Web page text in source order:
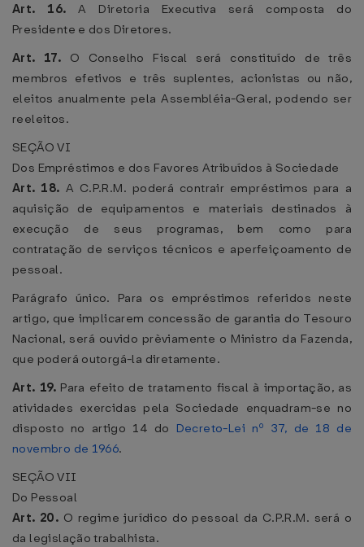
Art. 16.A Diretoria Executiva será composta do
Presidente e dos Diretores.
Art. 17. O Conselho Fiscal será constituído de três
membros efetivos e três suplentes, acionistas ou não,
eleitos anualmente pela Assembléia-Geral, podendo ser
reeleitos.
SEÇÃO VI
Dos Empréstimos e dos Favores Atribuídos à Sociedade
Art. 18. A C.P.R.M. poderá contrair empréstimos para a
aquisição de equipamentos e materiais destinados à
execução de seus programas, bem como para
contratação de serviços técnicos e aperfeiçoamento de
pessoal.
Parágrafo único. Para os empréstimos referidos neste
artigo, que implicarem concessão de garantia do Tesouro
Nacional, será ouvido prèviamente o Ministro da Fazenda,
que poderá outorgá-la diretamente.
Art. 19. Para efeito de tratamento fiscal à importação, as
atividades exercidas pela Sociedade enquadram-se no
disposto no artigo 14 do Decreto-Lei nº 37, de 18 de
novembro de 1966.
SEÇÃO VII
Do Pessoal
Art. 20. O regime jurídico do pessoal da C.P.R.M. será o
da legislação trabalhista.